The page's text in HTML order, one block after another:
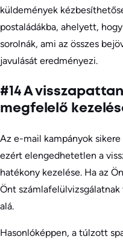
küldemények
postaládákba, ahelyett,
sorolnák, ami az összes
javulását eredményezi.
#14 A
megfelelő
Az e-mail kampányok
ezért elengedhetetlen a
hatékony kezelése. Ha az Ön
Önt
alá.
Hasonlóképpen, a túlzott